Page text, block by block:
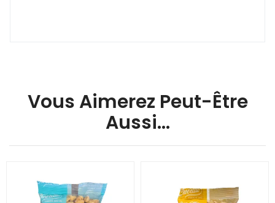
Vous Aimerez Peut-Être
Aussi…